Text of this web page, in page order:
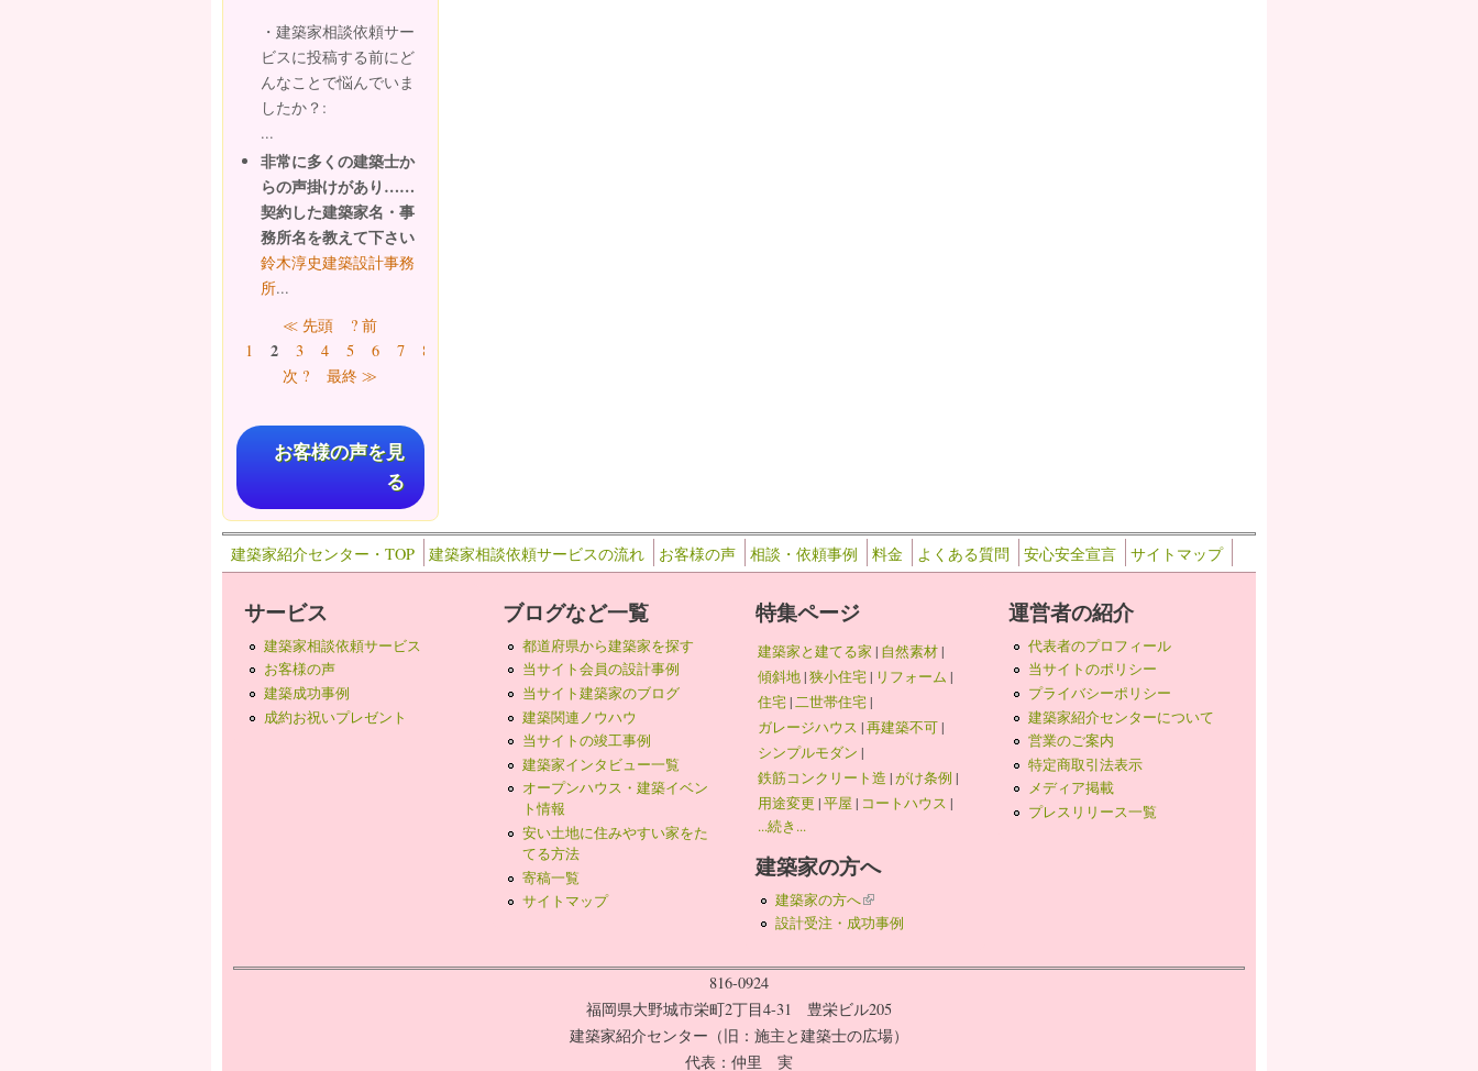
・建築家相談依頼サー
ビスに投稿する前にど
んなことで悩んでいま
したか？:
...
非常に多くの建築士か
らの声掛けがあり……
契約した建築家名・事
務所名を教えて下さい
鈴木淳史建築設計事務
所...
ページ≪ 先頭
? 前
1
2 3 4 5 6 7 8
次 ?
最終 ≫
お客様の声を見
る
建築家紹介センター・TOP 建築家相談依頼サービスの流れ お客様の声 相談・依頼事例 料金 よくある質問 安心安全宣言 サイトマップ
サービス
建築家相談依頼サービス
お客様の声
建築成功事例
成約お祝いプレゼント
ブログなど一覧
都道府県から建築家を探す
当サイト会員の設計事例
当サイト建築家のブログ
建築関連ノウハウ
当サイトの竣工事例
建築家インタビュー一覧
オープンハウス・建築イベン
ト情報
安い土地に住みやすい家をた
てる方法
寄稿一覧
サイトマップ
特集ページ
建築家と建てる家 | 自然素材|
傾斜地|狭小住宅| リフォーム |
住宅|二世帯住宅|
ガレージハウス |再建築不可|
シンプルモダン |
鉄筋コンクリート造 |がけ条例 |
用途変更 |平屋 | コートハウス |
...続き...
建築家の方へ
建築家の方へ(link is external)
設計受注・成功事例
運営者の紹介
代表者のプロフィール
当サイトのポリシー
プライバシーポリシー
建築家紹介センターについて
営業のご案内
特定商取引法表示
メディア掲載
プレスリリース一覧
816-0924
福岡県大野城市栄町2丁目4-31 豊栄ビル205
建築家紹介センター（旧：施主と建築士の広場）
代表：仲里 実